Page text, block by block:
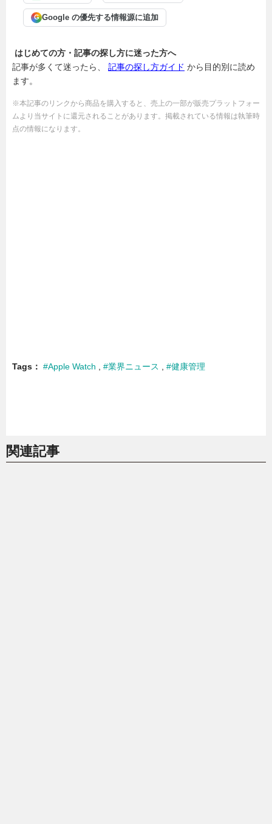
G Google の優先する情報源に追加
はじめての方・記事の探し方に迷った方へ
記事が多くて迷ったら、 記事の探し方ガイド から目的別に読め
ます。
※本記事のリンクから商品を購入すると、売上の一部が販売プラットフォー
ムより当サイトに還元されることがあります。掲載されている情報は執筆時
点の情報になります。
Tags #Apple Watch #業界ニュース #健康管理
関連記事